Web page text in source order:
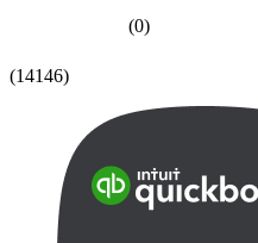
(0)
(14146)